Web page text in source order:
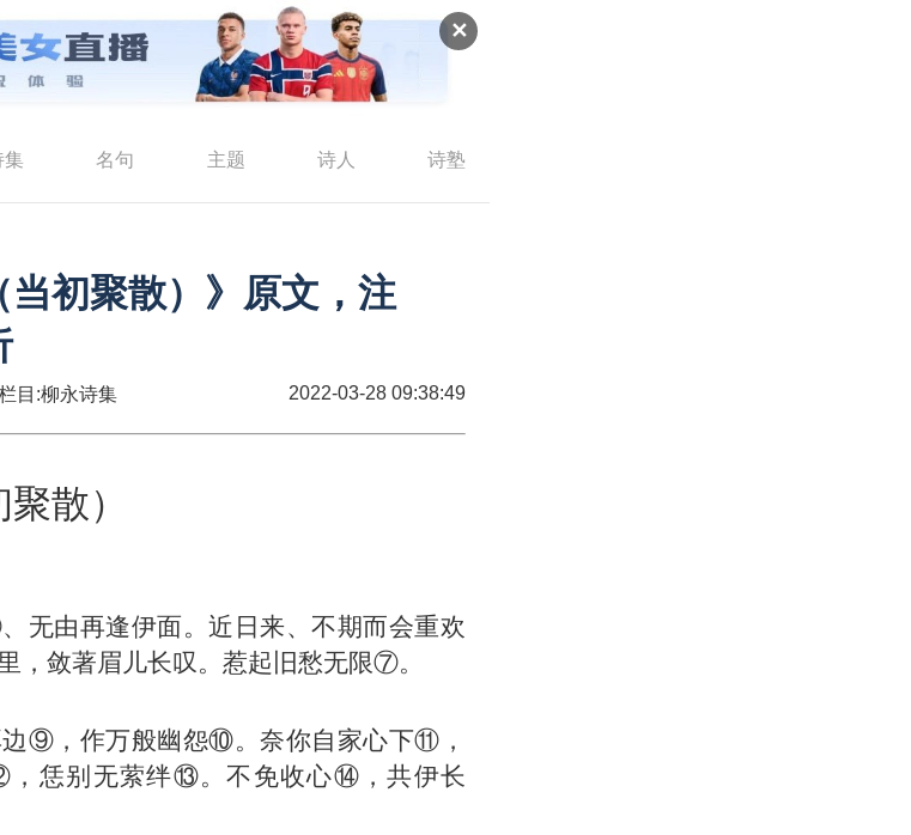
✕
集 名句 主题 诗人 诗塾
初聚散）》原文，注
目:柳永诗集 2022-03-28 09:38:49
散）
无由再逢伊面。近日来、不期而会重欢
敛著眉儿长叹。惹起旧愁无限⑦。
⑨，作万般幽怨⑩。奈你自家心下⑪，
，恁别无萦绊⑬。不免收心⑭，共伊长